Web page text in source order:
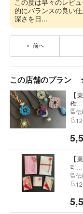
この度は早々のレビ
的にバランスの良い
深さを日...
前へ
この店舗のプラン
【
作...
伝
【
引...
伝